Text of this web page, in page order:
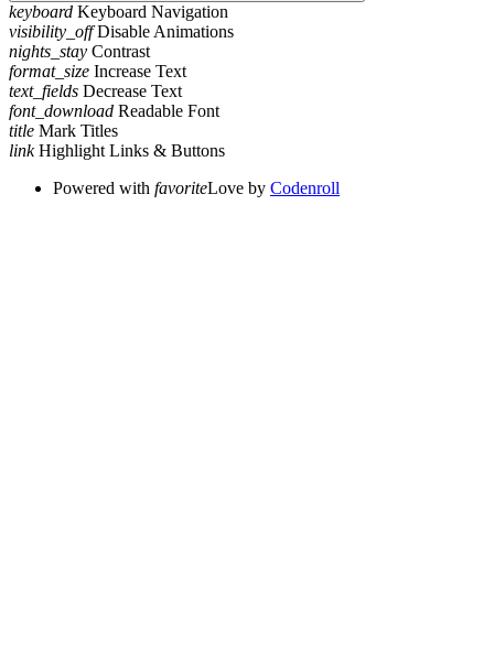
keyboard Keyboard Navigation
visibility_off Disable Animations
nights_stay Contrast
format_size Increase Text
text_fields Decrease Text
font_download Readable Font
title Mark Titles
link Highlight Links & Buttons
Powered with favoriteLove by Codenroll